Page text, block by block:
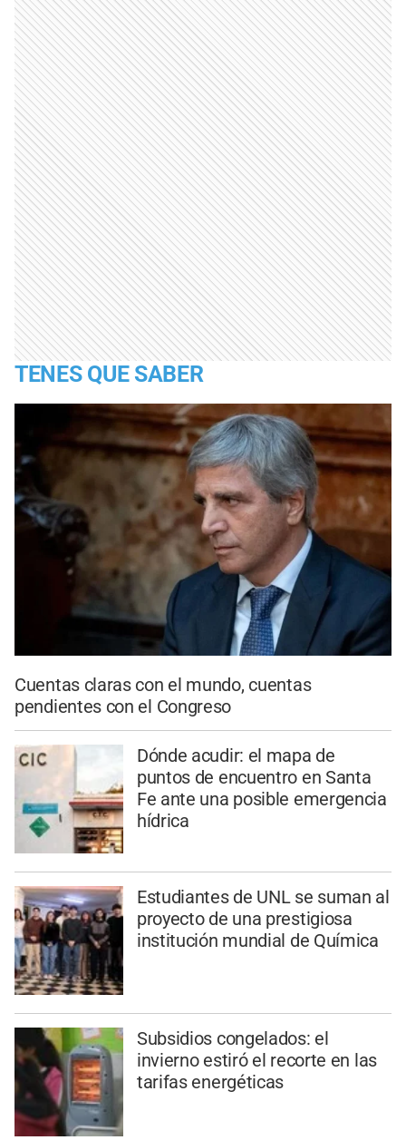
TENES QUE SABER
Cuentas claras con el mundo, cuentas
pendientes con el Congreso
Dónde acudir: el mapa de
puntos de encuentro en Santa
Fe ante una posible emergencia
hídrica
Estudiantes de UNL se suman al
proyecto de una prestigiosa
institución mundial de Química
Subsidios congelados: el
invierno estiró el recorte en las
tarifas energéticas